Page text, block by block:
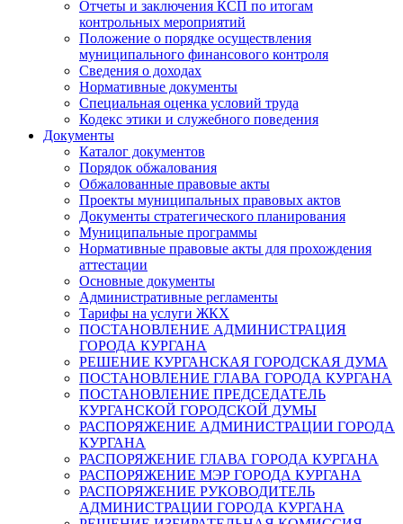
Отчеты и заключения КСП по итогам
контрольных мероприятий
Положение о порядке осуществления
муниципального финансового контроля
Сведения о доходах
Нормативные документы
Специальная оценка условий труда
Кодекс этики и служебного поведения
Документы
Каталог документов
Порядок обжалования
Обжалованные правовые акты
Проекты муниципальных правовых актов
Документы стратегического планирования
Муниципальные программы
Нормативные правовые акты для прохождения
аттестации
Основные документы
Административные регламенты
Тарифы на услуги ЖКХ
ПОСТАНОВЛЕНИЕ АДМИНИСТРАЦИЯ
ГОРОДА КУРГАНА
РЕШЕНИЕ КУРГАНСКАЯ ГОРОДСКАЯ ДУМА
ПОСТАНОВЛЕНИЕ ГЛАВА ГОРОДА КУРГАНА
ПОСТАНОВЛЕНИЕ ПРЕДСЕДАТЕЛЬ
КУРГАНСКОЙ ГОРОДСКОЙ ДУМЫ
РАСПОРЯЖЕНИЕ АДМИНИСТРАЦИИ ГОРОДА
КУРГАНА
РАСПОРЯЖЕНИЕ ГЛАВА ГОРОДА КУРГАНА
РАСПОРЯЖЕНИЕ МЭР ГОРОДА КУРГАНА
РАСПОРЯЖЕНИЕ РУКОВОДИТЕЛЬ
АДМИНИСТРАЦИИ ГОРОДА КУРГАНА